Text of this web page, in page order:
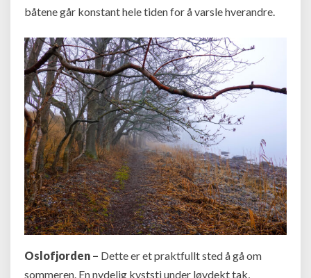
båtene går konstant hele tiden for å varsle hverandre.
Oslofjorden – Dette er et praktfullt sted å gå om
sommeren. En nydelig kyststi under løvdekt tak,